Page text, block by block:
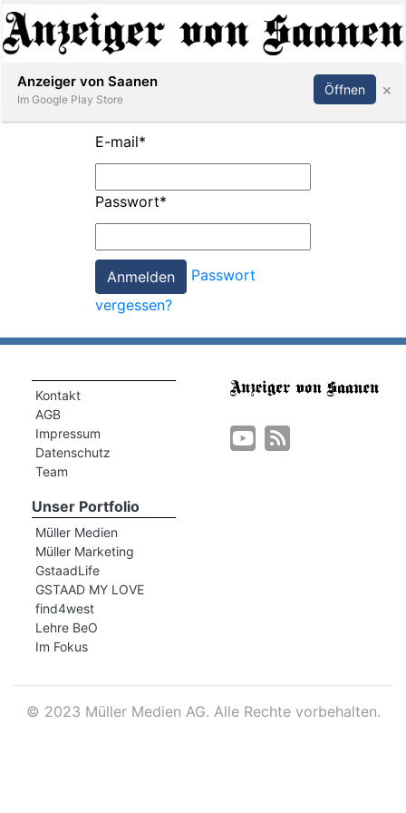
Abonnieren Anmelden
E-mail*
Passwort*
Passwort
vergessen?
Kontakt
AGB
Impressum
Datenschutz
Team
Unser Portfolio
Müller Medien
Müller Marketing
GstaadLife
GSTAAD MY LOVE
find4west
Lehre BeO
Im Fokus
© 2023 Müller Medien AG. Alle Rechte vorbehalten.
Anzeiger von Saanen
Im Google Play Store
Öffnen ×